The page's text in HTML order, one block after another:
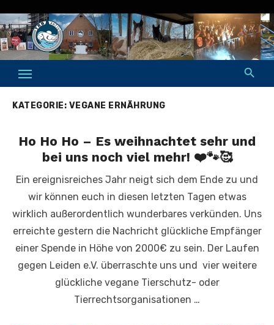
to
content
KATEGORIE: VEGANE ERNÄHRUNG
Ho Ho Ho – Es weihnachtet sehr und
bei uns noch viel mehr! ❤️🐾🥰
Ein ereignisreiches Jahr neigt sich dem Ende zu und
wir können euch in diesen letzten Tagen etwas
wirklich außerordentlich wunderbares verkünden. Uns
erreichte gestern die Nachricht glückliche Empfänger
einer Spende in Höhe von 2000€ zu sein. Der Laufen
gegen Leiden e.V. überraschte uns und vier weitere
glückliche vegane Tierschutz- oder
Tierrechtsorganisationen …